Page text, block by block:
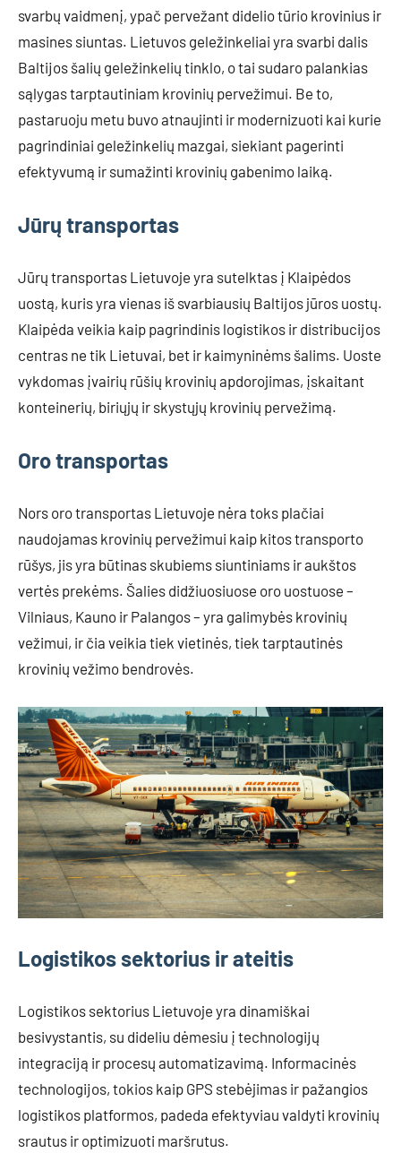
svarbų vaidmenį, ypač pervežant didelio tūrio krovinius ir
masines siuntas. Lietuvos geležinkeliai yra svarbi dalis
Baltijos šalių geležinkelių tinklo, o tai sudaro palankias
sąlygas tarptautiniam krovinių pervežimui. Be to,
pastaruoju metu buvo atnaujinti ir modernizuoti kai kurie
pagrindiniai geležinkelių mazgai, siekiant pagerinti
efektyvumą ir sumažinti krovinių gabenimo laiką.
Jūrų transportas
Jūrų transportas Lietuvoje yra sutelktas į Klaipėdos
uostą, kuris yra vienas iš svarbiausių Baltijos jūros uostų.
Klaipėda veikia kaip pagrindinis logistikos ir distribucijos
centras ne tik Lietuvai, bet ir kaimyninėms šalims. Uoste
vykdomas įvairių rūšių krovinių apdorojimas, įskaitant
konteinerių, biriųjų ir skystųjų krovinių pervežimą.
Oro transportas
Nors oro transportas Lietuvoje nėra toks plačiai
naudojamas krovinių pervežimui kaip kitos transporto
rūšys, jis yra būtinas skubiems siuntiniams ir aukštos
vertės prekėms. Šalies didžiuosiuose oro uostuose –
Vilniaus, Kauno ir Palangos – yra galimybės krovinių
vežimui, ir čia veikia tiek vietinės, tiek tarptautinės
krovinių vežimo bendrovės.
Logistikos sektorius ir ateitis
Logistikos sektorius Lietuvoje yra dinamiškai
besivystantis, su dideliu dėmesiu į technologijų
integraciją ir procesų automatizavimą. Informacinės
technologijos, tokios kaip GPS stebėjimas ir pažangios
logistikos platformos, padeda efektyviau valdyti krovinių
srautus ir optimizuoti maršrutus.